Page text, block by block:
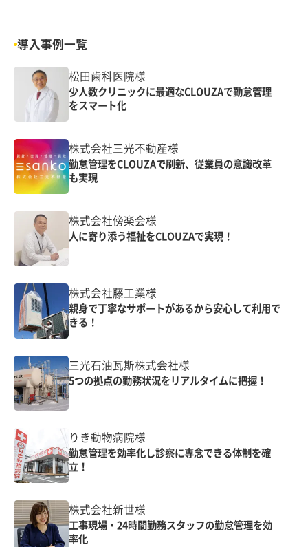
導入事例一覧
松田歯科医院様
少人数クリニックに最適なCLOUZAで勤怠管理
をスマート化
株式会社三光不動産様
勤怠管理をCLOUZAで刷新、従業員の意識改革
も実現
株式会社傍楽会様
人に寄り添う福祉をCLOUZAで実現！
株式会社藤工業様
親身で丁寧なサポートがあるから安心して利用で
きる！
三光石油瓦斯株式会社様
5つの拠点の勤務状況をリアルタイムに把握！
りき動物病院様
勤怠管理を効率化し診察に専念できる体制を確
立！
株式会社新世様
工事現場・24時間勤務スタッフの勤怠管理を効
率化